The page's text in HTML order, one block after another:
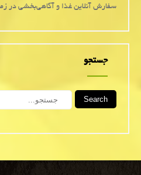
سفارش آنلاین غذا و آگاهی‌بخشی در
جستجو
Search